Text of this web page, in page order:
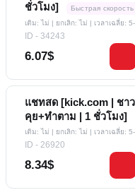
ชั่วโมง]
Быстрая скорость
เติม: ไม่ | ยกเลิก: ไม่ | เวลาเฉลี่ย:
ID - 34243
6.07$
แชทสด [kick.com | ชา
คุย+ทำตาม | 1 ชั่วโมง]
เติม: ไม่ | ยกเลิก: ไม่ | เวลาเฉลี่ย:
ID - 26920
8.34$